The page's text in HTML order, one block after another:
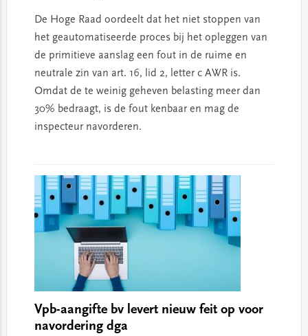
De Hoge Raad oordeelt dat het niet stoppen van
het geautomatiseerde proces bij het opleggen van
de primitieve aanslag een fout in de ruime en
neutrale zin van art. 16, lid 2, letter c AWR is.
Omdat de te weinig geheven belasting meer dan
30% bedraagt, is de fout kenbaar en mag de
inspecteur navorderen.
Vpb-aangifte bv levert nieuw feit op voor
navordering dga